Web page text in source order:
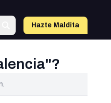
Hazte Maldita